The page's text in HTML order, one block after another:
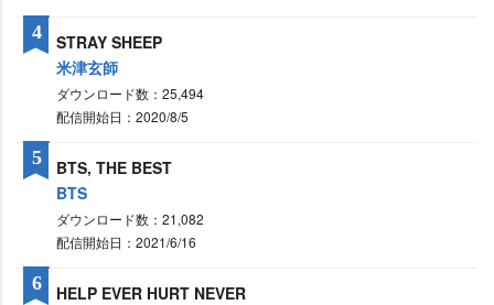
STRAY SHEEP
米津玄師
ダウンロード数：25,494
配信開始日：2020/8/5
4
BTS, THE BEST
BTS
ダウンロード数：21,082
配信開始日：2021/6/16
5
HELP EVER HURT NEVER
6